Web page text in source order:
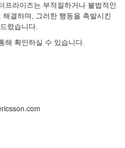
프라이즈는 부적절하거나 불법적인
결하며, 그러한 행동을 촉발시킨
렸습니다.
해 확인하실 수 있습니다.